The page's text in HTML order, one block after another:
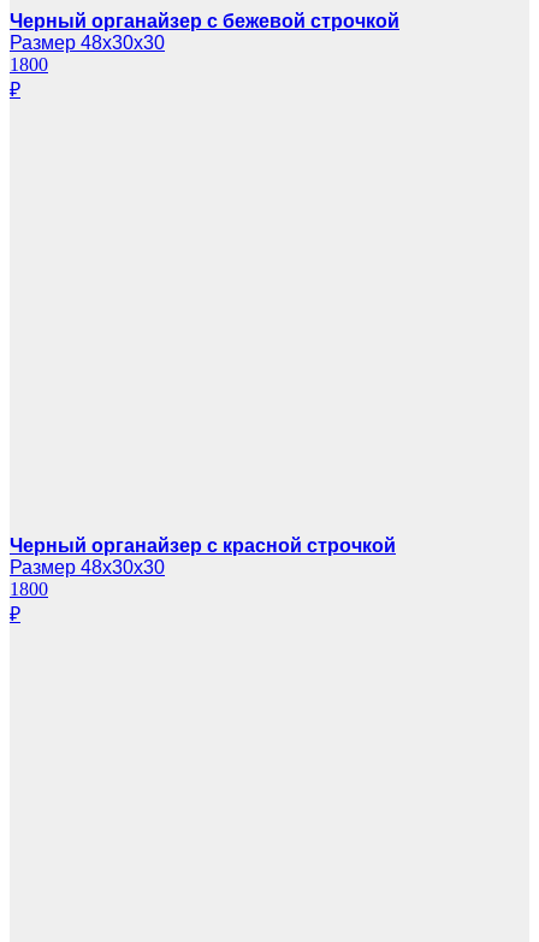
Черный органайзер с бежевой строчкой
Размер 48х30х30
1800
₽
Черный органайзер с красной строчкой
Размер 48х30х30
1800
₽